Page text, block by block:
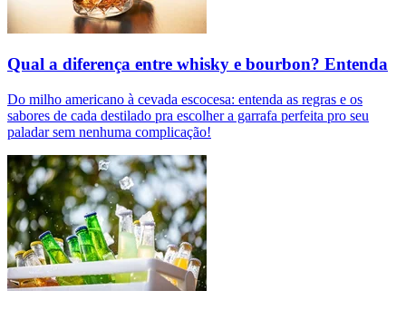
Qual a diferença entre whisky e bourbon? Entenda
Do milho americano à cevada escocesa: entenda as regras e os
sabores de cada destilado pra escolher a garrafa perfeita pro seu
paladar sem nenhuma complicação!